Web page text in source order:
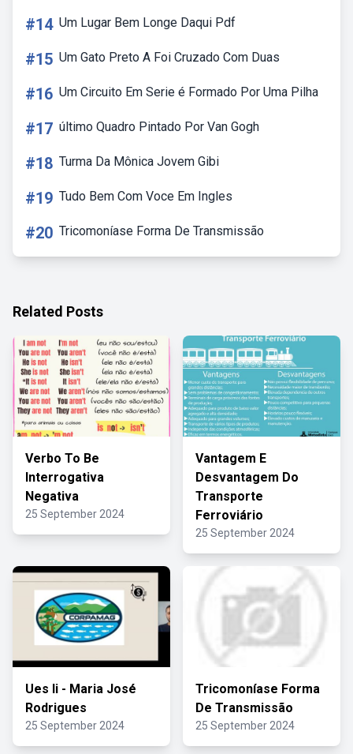
#14 Um Lugar Bem Longe Daqui Pdf
#15 Um Gato Preto A Foi Cruzado Com Duas
#16 Um Circuito Em Serie é Formado Por Uma Pilha
#17 último Quadro Pintado Por Van Gogh
#18 Turma Da Mônica Jovem Gibi
#19 Tudo Bem Com Voce Em Ingles
#20 Tricomoníase Forma De Transmissão
Related Posts
Verbo To Be
Interrogativa
Negativa
25 September 2024
Vantagem E
Desvantagem Do
Transporte
Ferroviário
25 September 2024
Ues Ii - Maria José
Rodrigues
25 September 2024
Tricomoníase Forma
De Transmissão
25 September 2024